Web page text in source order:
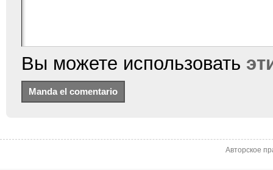
Вы можете использовать
Авторское